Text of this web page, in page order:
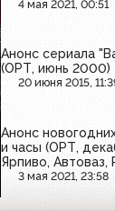
Konica, Напитки
4 мая 2021, 00:51
Анонс сериала
(ОРТ, июнь 2000)
20 июня 2015,
Анонс
и часы (ОРТ,
Ярпиво, Автоваз,
Safeguard, МТС,
3 мая 2021, 23:58